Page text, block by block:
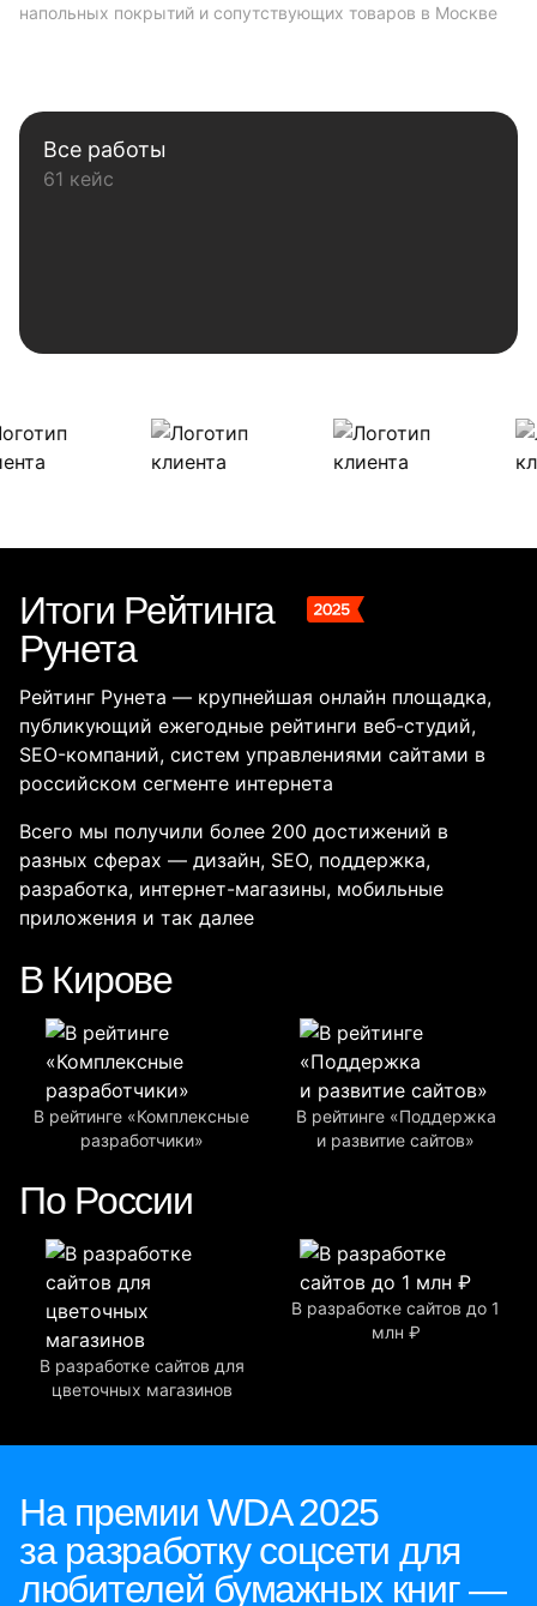
напольных покрытий и сопутствующих товаров в Москве
Все работы
61 кейс
Наши клиенты
Итоги Рейтинга
Рунета
Рейтинг Рунета — крупнейшая онлайн площадка,
публикующий ежегодные рейтинги веб-студий,
SEO-компаний, систем управлениями сайтами в
российском сегменте интернета
Всего мы получили более 200 достижений в
разных сферах — дизайн, SEO, поддержка,
разработка, интернет-магазины, мобильные
приложения и так далее
В Кирове
В рейтинге «Комплексные
разработчики»
В рейтинге «Поддержка
и развитие сайтов»
По России
В разработке сайтов для
цветочных магазинов
В разработке сайтов до 1
млн ₽
На премии WDA 2025
за разработку соцсети для
любителей бумажных книг —